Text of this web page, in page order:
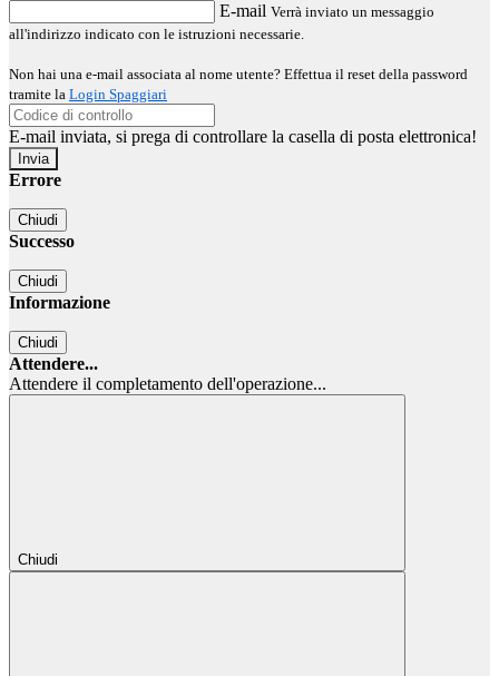
E-mail Verrà inviato un messaggio
all'indirizzo indicato con le istruzioni necessarie.
Non hai una e-mail associata al nome utente? Effettua il reset della password
tramite la Login Spaggiari
E-mail inviata, si prega di controllare la casella di posta elettronica!
Errore
Chiudi
Successo
Chiudi
Informazione
Chiudi
Attendere...
Attendere il completamento dell'operazione...
Chiudi